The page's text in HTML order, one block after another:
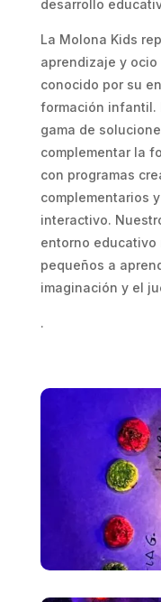
desarrollo
La Molona Kids
aprendizaje y ocio
conocido por su
formación infantil.
gama de
complementar la
con programas
complementarios
interactivo.
entorno educativo
pequeños a
imaginación y el
.